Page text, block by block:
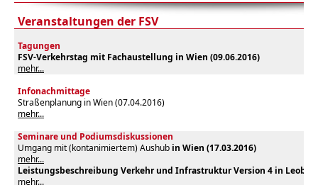
Veranstaltungen der FSV
Tagungen
FSV-Verkehrstag mit Fachaustellung in Wien (09.06.2016)
mehr...
Infonachmittage
Straßenplanung in Wien (07.04.2016)
mehr...
Seminare und Podiumsdiskussionen
Umgang mit (kontanimiertem) Aushub in Wien (17.03.2016)
mehr...
Leistungsbeschreibung Verkehr und Infrastruktur Version 4 in Leoben
mehr...